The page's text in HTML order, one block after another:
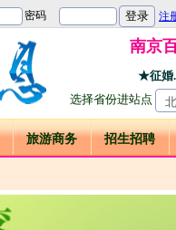
南京
★征婚
选择省份进站点
旅游商务 招生招聘